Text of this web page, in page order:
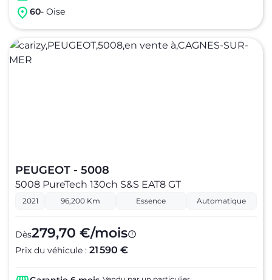
60- Oise
PEUGEOT - 5008
5008 PureTech 130ch S&S EAT8 GT
2021 96,200 Km Essence Automatique
Dès279,70 €/mois
Prix du véhicule : 21 590 €